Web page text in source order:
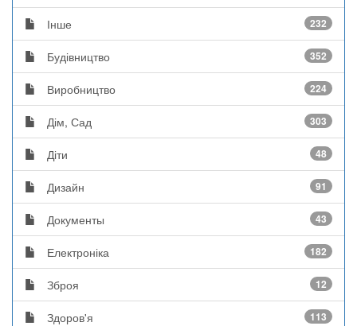
Інше 232
Будівництво 352
Виробництво 224
Дім, Сад 303
Діти 48
Дизайн 91
Документы 43
Електроніка 182
Зброя 12
Здоров'я 113